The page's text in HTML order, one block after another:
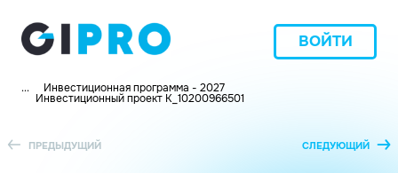
ВОЙТИ
... Инвестиционная программа - 2027
Инвестиционный проект K_10200966501
ПРЕДЫДУЩИЙ СЛЕДУЮЩИЙ